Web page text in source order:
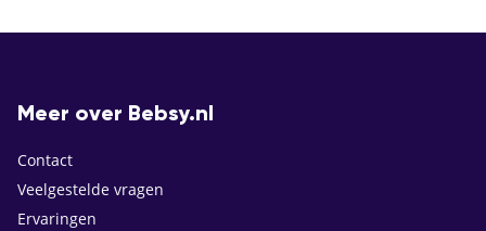
Meer over Bebsy.nl
Contact
Veelgestelde vragen
Ervaringen